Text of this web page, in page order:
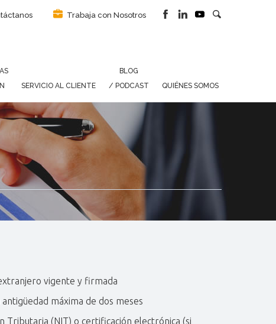
Trabaja con Nosotros
SERVICIO AL CLIENTE
BLOG
/ PODCAST
QUIÉNES SOMOS
vigente y firmada
máxima de dos meses
Tributaria (NIT) o certificación electrónica (si